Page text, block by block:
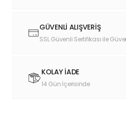
GÜVENLİ ALIŞVERİŞ
SSL Güvenli Sertifikası ile
KOLAY İADE
14 Gün İçerisinde